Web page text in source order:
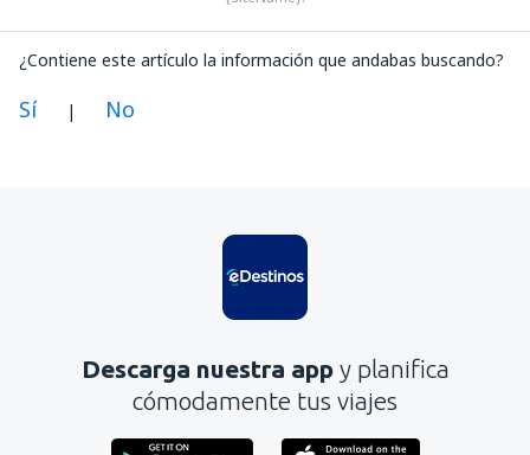
¿Contiene este artículo la información que andabas buscando?
Sí | No
Contiene información incorrecta
No profundiza en el tema
Enviar
Descarga nuestra app y planifica
cómodamente tus viajes